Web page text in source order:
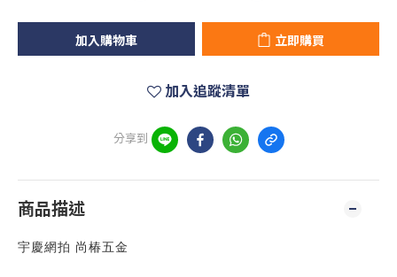
加入購物車 立即購買
加入追蹤清單
分享到
商品描述
宇慶網拍 尚椿五金